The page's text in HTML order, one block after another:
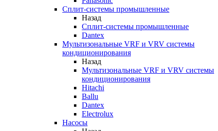
Сплит-системы промышленные
Назад
Сплит-системы промышленные
Dantex
Мультизональные VRF и VRV системы
кондиционирования
Назад
Мультизональные VRF и VRV системы
кондиционирования
Hitachi
Ballu
Dantex
Electrolux
Насосы